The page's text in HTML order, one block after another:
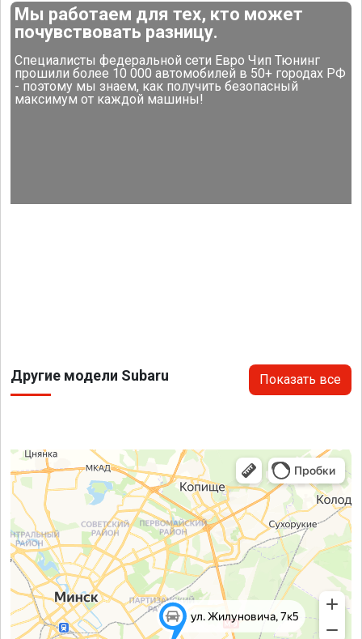
Мы работаем для тех, кто может
почувствовать разницу.
Специалисты федеральной сети Евро Чип Тюнинг
прошили более 10 000 автомобилей в 50+ городах РФ
- поэтому мы знаем, как получить безопасный
максимум от каждой машины!
Другие модели Subaru Показать все